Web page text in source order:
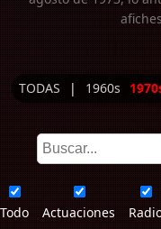
TODAS | 1960s
Todo Actuaciones